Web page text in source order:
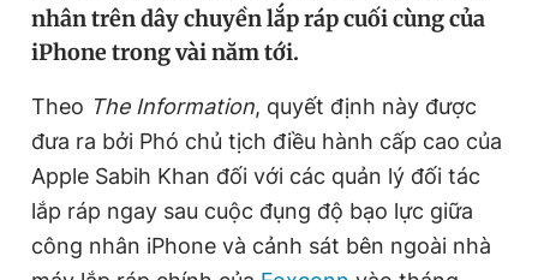
Sản phẩm khác
Tiện ích Bạn cần biết
Thông tin tòa soạn Liên hệ quảng cáo
nhân trên dây chuyền lắp ráp cuối cùng của
iPhone trong vài năm tới.
Theo The Information, quyết định này được
đưa ra bởi Phó chủ tịch điều hành cấp cao của
Apple Sabih Khan đối với các quản lý đối tác
lắp ráp ngay sau cuộc đụng độ bạo lực giữa
công nhân iPhone và cảnh sát bên ngoài nhà